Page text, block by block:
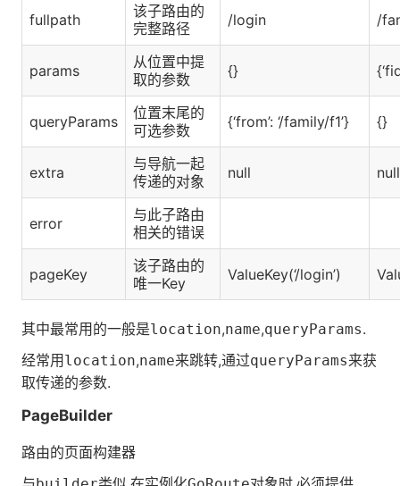
fullpath
该子路由的
完整路径
/login /
params
从位置中提
取的参数
{}
queryParams
位置末尾的
可选参数
{‘from’: ‘/family/f1’} {}
extra
与导航一起
传递的对象
null null
error
与此子路由
相关的错误
pageKey
该子路由的
唯一Key
ValueKey(‘/login’)
其中最常用的一般是location,name,queryParams.
经常用location,name来跳转,通过queryParams来获
取传递的参数.
PageBuilder
路由的页面构建器